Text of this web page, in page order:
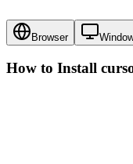
Browser
How to Install